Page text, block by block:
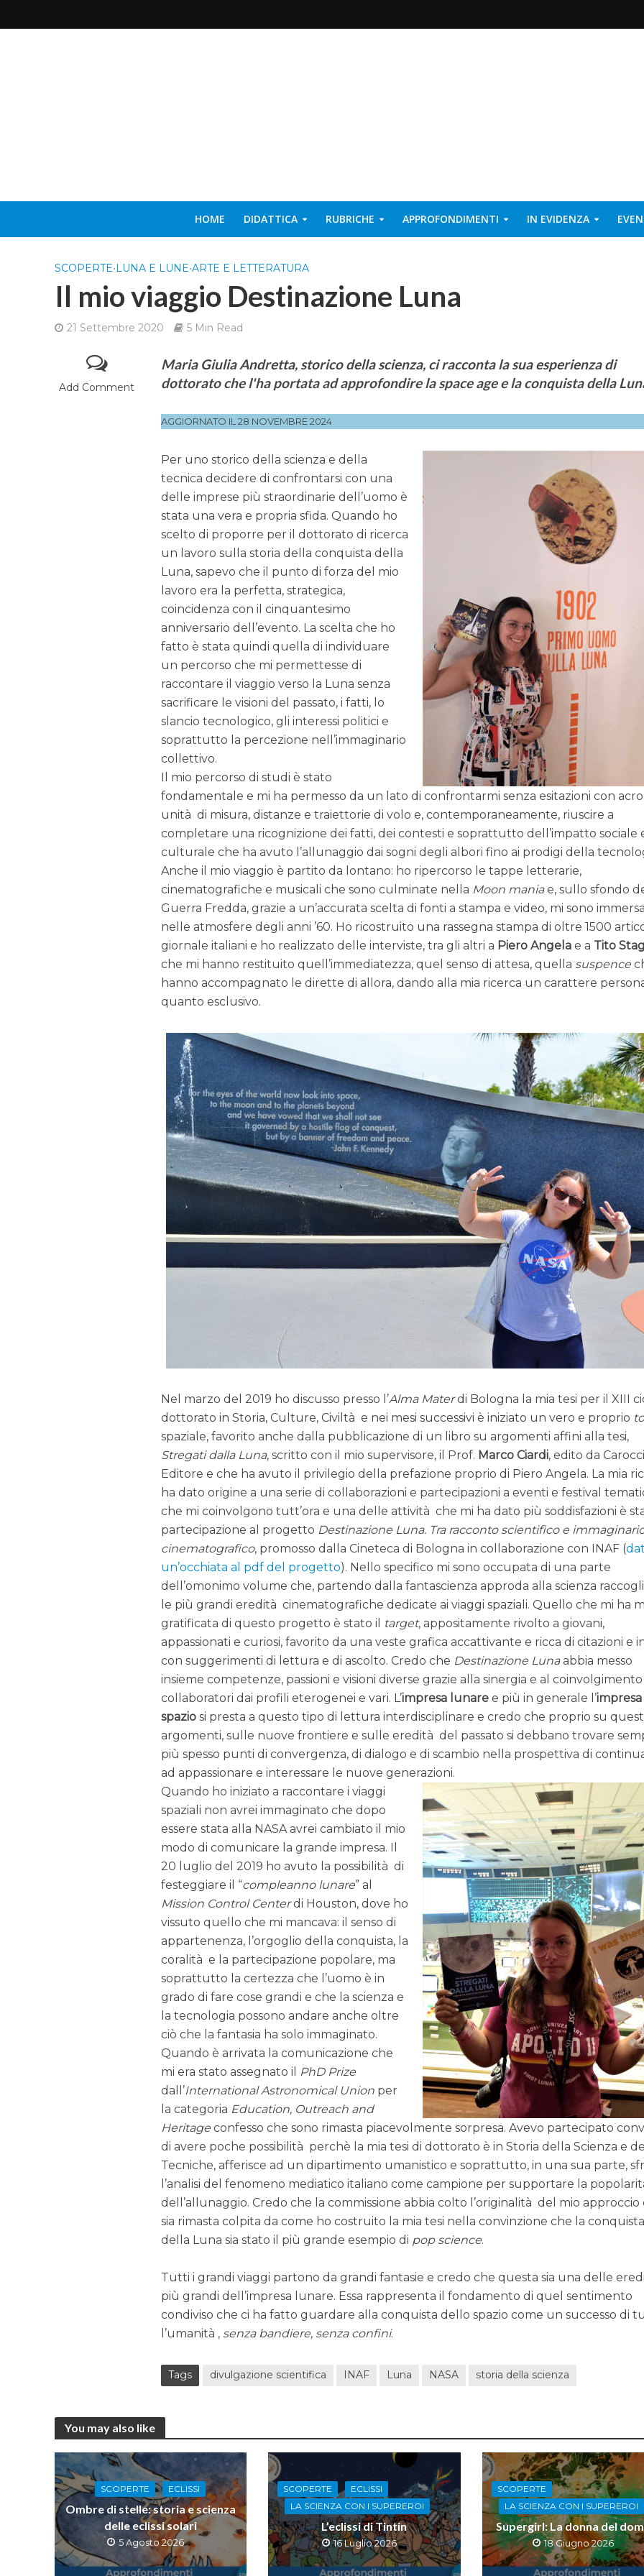
HOME DIDATTICA RUBRICHE APPROFONDIMENTI IN EVIDENZA
SCOPERTE•LUNA E LUNE•ARTE E LETTERATURA
Il mio viaggio Destinazione Luna
21 Settembre 2020 5 Min Read
Add Comment
Maria Giulia Andretta, storico della scienza, ci racconta la sua esperienza di
dottorato che l'ha portata ad approfondire la space age e la conquista della
AGGIORNATO IL 28 NOVEMBRE 2024
Per uno storico della scienza e della
tecnica decidere di confrontarsi con una
delle imprese più straordinarie dell’uomo è
stata una vera e propria sfida. Quando ho
scelto di proporre per il dottorato di ricerca
un lavoro sulla storia della conquista della
Luna, sapevo che il punto di forza del mio
lavoro era la perfetta, strategica,
coincidenza con il cinquantesimo
anniversario dell’evento. La scelta che ho
fatto è stata quindi quella di individuare
un percorso che mi permettesse di
raccontare il viaggio verso la Luna senza
sacrificare le visioni del passato, i fatti, lo
slancio tecnologico, gli interessi politici e
soprattutto la percezione nell’immaginario
collettivo.
Il mio percorso di studi è stato
fondamentale e mi ha permesso da un lato di confrontarmi senza esitazioni con
unità di misura, distanze e traiettorie di volo e, contemporaneamente, riuscire a
completare una ricognizione dei fatti, dei contesti e soprattutto dell’impatto sociale
culturale che ha avuto l’allunaggio dai sogni degli albori fino ai prodigi della
Anche il mio viaggio è partito da lontano: ho ripercorso le tappe letterarie,
cinematografiche e musicali che sono culminate nella Moon maniae, sullo sfondo
Guerra Fredda, grazie a un’accurata scelta di fonti a stampa e video, mi sono
nelle atmosfere degli anni ’60. Ho ricostruito una rassegna stampa di oltre 1500
giornale italiani e ho realizzato delle interviste, tra gli altri a Piero Angela e a Tito
che mi hanno restituito quell’immediatezza, quel senso di attesa, quella suspence
hanno accompagnato le dirette di allora, dando alla mia ricerca un carattere
quanto esclusivo.
Nel marzo del 2019 ho discusso presso l’Alma Materdi Bologna la mia tesi per il XIII
dottorato in Storia, Culture, Civiltà e nei mesi successivi è iniziato un vero e proprio
spaziale, favorito anche dalla pubblicazione di un libro su argomenti affini alla tesi,
Stregati dalla Luna, scritto con il mio supervisore, il Prof. Marco Ciardi, edito da
Editore e che ha avuto il privilegio della prefazione proprio di Piero Angela. La mia
ha dato origine a una serie di collaborazioni e partecipazioni a eventi e festival
che mi coinvolgono tutt’ora e una delle attività che mi ha dato più soddisfazioni è
partecipazione al progetto Destinazione Luna. Tra racconto scientifico e
cinematografico, promosso dalla Cineteca di Bologna in collaborazione con INAF (
un’occhiata al pdf del progetto). Nello specifico mi sono occupata di una parte
dell’omonimo volume che, partendo dalla fantascienza approda alla scienza
le più grandi eredità cinematografiche dedicate ai viaggi spaziali. Quello che mi ha
gratificata di questo progetto è stato il target, appositamente rivolto a giovani,
appassionati e curiosi, favorito da una veste grafica accattivante e ricca di citazioni e
con suggerimenti di lettura e di ascolto. Credo che Destinazione Lunaabbia messo
insieme competenze, passioni e visioni diverse grazie alla sinergia e al
collaboratori dai profili eterogenei e vari. L’impresa lunare e più in generale l’impresa
spazio si presta a questo tipo di lettura interdisciplinare e credo che proprio su
argomenti, sulle nuove frontiere e sulle eredità del passato si debbano trovare
più spesso punti di convergenza, di dialogo e di scambio nella prospettiva di
ad appassionare e interessare le nuove generazioni.
Quando ho iniziato a raccontare i viaggi
spaziali non avrei immaginato che dopo
essere stata alla NASA avrei cambiato il mio
modo di comunicare la grande impresa. Il
20 luglio del 2019 ho avuto la possibilità di
festeggiare il “compleanno lunare” al
Mission Control Centerdi Houston, dove ho
vissuto quello che mi mancava: il senso di
appartenenza, l’orgoglio della conquista, la
coralità e la partecipazione popolare, ma
soprattutto la certezza che l’uomo è in
grado di fare cose grandi e che la scienza e
la tecnologia possono andare anche oltre
ciò che la fantasia ha solo immaginato.
Quando è arrivata la comunicazione che
mi era stato assegnato il PhD Prize
dall’International Astronomical Union per
la categoria Education, Outreach and
Heritage confesso che sono rimasta piacevolmente sorpresa. Avevo partecipato
di avere poche possibilità perchè la mia tesi di dottorato è in Storia della Scienza e
Tecniche, afferisce ad un dipartimento umanistico e soprattutto, in una sua parte,
l’analisi del fenomeno mediatico italiano come campione per supportare la
dell’allunaggio. Credo che la commissione abbia colto l’originalità del mio approccio
sia rimasta colpita da come ho costruito la mia tesi nella convinzione che la
della Luna sia stato il più grande esempio di pop science.
Tutti i grandi viaggi partono da grandi fantasie e credo che questa sia una delle
più grandi dell’impresa lunare. Essa rappresenta il fondamento di quel sentimento
condiviso che ci ha fatto guardare alla conquista dello spazio come un successo di
l’umanità , senza bandiere, senza confini.
Tags divulgazione scientifica INAF Luna NASA storia della scienza
You may also like
SCOPERTE ECLISSI
Ombre di stelle: storia e scienza
delle eclissi solari
5 Agosto 2026
SCOPERTE
ECLISSI
LA SCIENZA CON I SUPEREROI
L’eclissi di Tintin
16 Luglio 2026
SCOPERTE
LA SCIENZA CON I SUPEREROI
Supergirl: La donna del
18 Giugno 2026